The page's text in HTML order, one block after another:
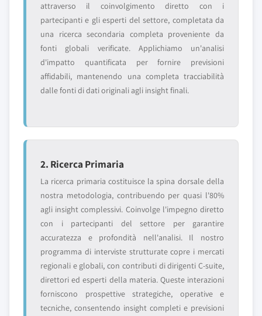
attraverso il coinvolgimento diretto con i
partecipanti e gli esperti del settore, completata da
una ricerca secondaria completa proveniente da
fonti globali verificate. Applichiamo un'analisi
d'impatto quantificata per fornire previsioni
affidabili, mantenendo una completa tracciabilità
dalle fonti di dati originali agli insight finali.
2. Ricerca Primaria
La ricerca primaria costituisce la spina dorsale della
nostra metodologia, contribuendo per quasi l'80%
agli insight complessivi. Coinvolge l'impegno diretto
con i partecipanti del settore per garantire
accuratezza e profondità nell'analisi. Il nostro
programma di interviste strutturate copre i mercati
regionali e globali, con contributi di dirigenti C-suite,
direttori ed esperti della materia. Queste interazioni
forniscono prospettive strategiche, operative e
tecniche, consentendo insight completi e previsioni